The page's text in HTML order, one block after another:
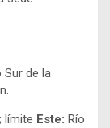
Sur de la
límite Este: Río